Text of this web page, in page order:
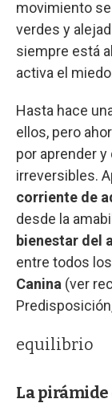
movimiento
verdes y
siempre está
activa el
Hasta hace
ellos, pero
por aprender
irreversibles.
corriente de
desde la
bienestar del
entre todos
Canina (ver
equilibrio
La pirámide